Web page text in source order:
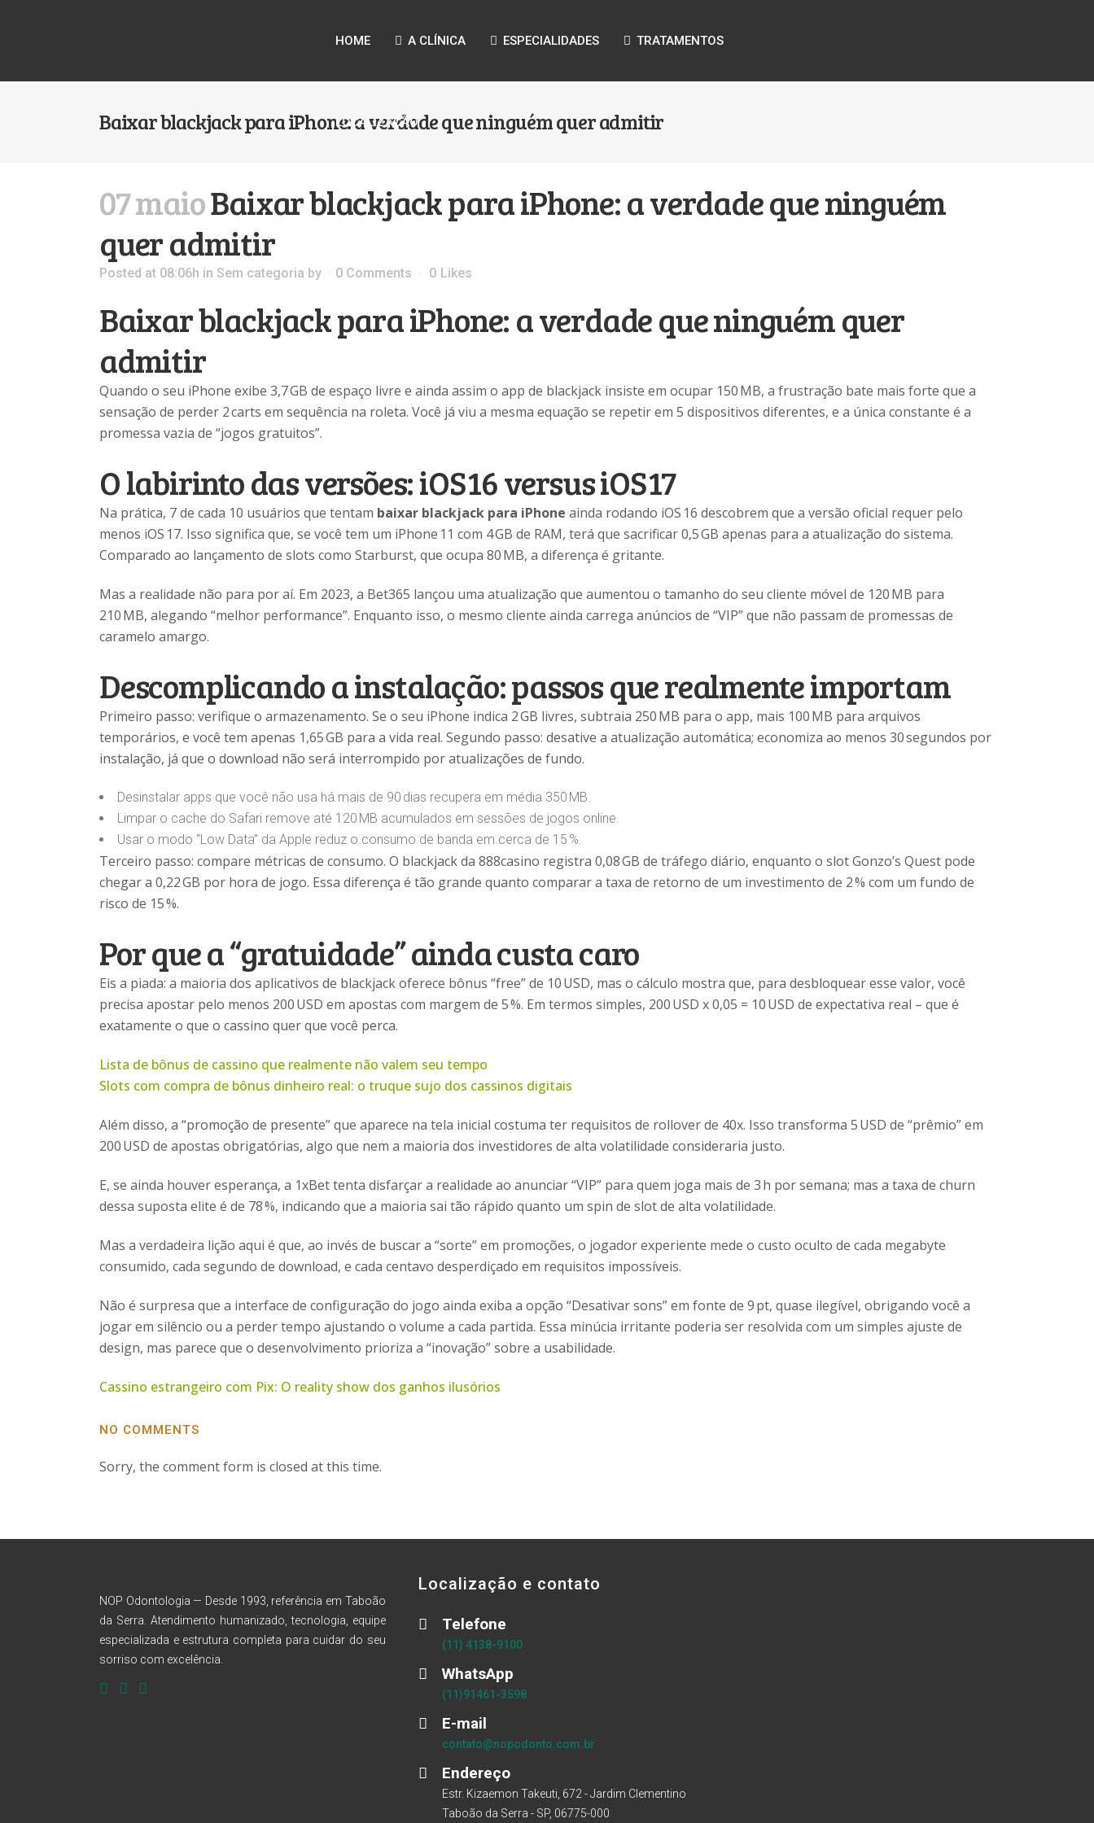
HOME A CLÍNICA ESPECIALIDADES TRATAMENTOS
LOCALIZAÇÃO
Baixar blackjack para iPhone: a verdade que ninguém quer admitir
07 maioBaixar blackjack para iPhone: a verdade que ninguém
quer admitir
Posted at 08:06h in Sem categoria by 0 Comments 0 Likes
Baixar blackjack para iPhone: a verdade que ninguém quer
admitir
Quando o seu iPhone exibe 3,7 GB de espaço livre e ainda assim o app de blackjack insiste em ocupar 150 MB, a frustração bate mais forte que a
sensação de perder 2 carts em sequência na roleta. Você já viu a mesma equação se repetir em 5 dispositivos diferentes, e a única constante é a
promessa vazia de “jogos gratuitos”.
O labirinto das versões: iOS 16 versus iOS 17
Na prática, 7 de cada 10 usuários que tentam baixar blackjack para iPhone ainda rodando iOS 16 descobrem que a versão oficial requer pelo
menos iOS 17. Isso significa que, se você tem um iPhone 11 com 4 GB de RAM, terá que sacrificar 0,5 GB apenas para a atualização do sistema.
Comparado ao lançamento de slots como Starburst, que ocupa 80 MB, a diferença é gritante.
Mas a realidade não para por aí. Em 2023, a Bet365 lançou uma atualização que aumentou o tamanho do seu cliente móvel de 120 MB para
210 MB, alegando “melhor performance”. Enquanto isso, o mesmo cliente ainda carrega anúncios de “VIP” que não passam de promessas de
caramelo amargo.
Descomplicando a instalação: passos que realmente importam
Primeiro passo: verifique o armazenamento. Se o seu iPhone indica 2 GB livres, subtraia 250 MB para o app, mais 100 MB para arquivos
temporários, e você tem apenas 1,65 GB para a vida real. Segundo passo: desative a atualização automática; economiza ao menos 30 segundos por
instalação, já que o download não será interrompido por atualizações de fundo.
Desinstalar apps que você não usa há mais de 90 dias recupera em média 350 MB.
Limpar o cache do Safari remove até 120 MB acumulados em sessões de jogos online.
Usar o modo “Low Data” da Apple reduz o consumo de banda em cerca de 15 %.
Terceiro passo: compare métricas de consumo. O blackjack da 888casino registra 0,08 GB de tráfego diário, enquanto o slot Gonzo’s Quest pode
chegar a 0,22 GB por hora de jogo. Essa diferença é tão grande quanto comparar a taxa de retorno de um investimento de 2 % com um fundo de
risco de 15 %.
Por que a “gratuidade” ainda custa caro
Eis a piada: a maioria dos aplicativos de blackjack oferece bônus “free” de 10 USD, mas o cálculo mostra que, para desbloquear esse valor, você
precisa apostar pelo menos 200 USD em apostas com margem de 5 %. Em termos simples, 200 USD x 0,05 = 10 USD de expectativa real – que é
exatamente o que o cassino quer que você perca.
Lista de bônus de cassino que realmente não valem seu tempo
Slots com compra de bônus dinheiro real: o truque sujo dos cassinos digitais
Além disso, a “promoção de presente” que aparece na tela inicial costuma ter requisitos de rollover de 40x. Isso transforma 5 USD de “prêmio” em
200 USD de apostas obrigatórias, algo que nem a maioria dos investidores de alta volatilidade consideraria justo.
E, se ainda houver esperança, a 1xBet tenta disfarçar a realidade ao anunciar “VIP” para quem joga mais de 3 h por semana; mas a taxa de churn
dessa suposta elite é de 78 %, indicando que a maioria sai tão rápido quanto um spin de slot de alta volatilidade.
Mas a verdadeira lição aqui é que, ao invés de buscar a “sorte” em promoções, o jogador experiente mede o custo oculto de cada megabyte
consumido, cada segundo de download, e cada centavo desperdiçado em requisitos impossíveis.
Não é surpresa que a interface de configuração do jogo ainda exiba a opção “Desativar sons” em fonte de 9 pt, quase ilegível, obrigando você a
jogar em silêncio ou a perder tempo ajustando o volume a cada partida. Essa minúcia irritante poderia ser resolvida com um simples ajuste de
design, mas parece que o desenvolvimento prioriza a “inovação” sobre a usabilidade.
Cassino estrangeiro com Pix: O reality show dos ganhos ilusórios
NO COMMENTS
Sorry, the comment form is closed at this time.
NOP Odontologia — Desde 1993, referência em Taboão
da Serra. Atendimento humanizado, tecnologia, equipe
especializada e estrutura completa para cuidar do seu
sorriso com excelência.
Localização e contato
Telefone
(11) 4138-9100
WhatsApp
(11)91461-3598
E-mail
contato@nopodonto.com.br
Endereço
Estr. Kizaemon Takeuti, 672 - Jardim Clementino
Taboão da Serra - SP, 06775-000